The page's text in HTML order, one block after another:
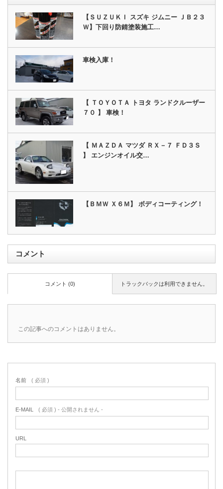
【ＳＵＺＵＫＩ スズキ ジムニー ＪＢ２３
Ｗ】下回り防錆塗装施工…
車検入庫！
【 ＴＯＹＯＴＡ トヨタ ランドクルーザー
７０ 】 車検！
【 ＭＡＺＤＡ マツダ ＲＸ－７ ＦＤ３Ｓ
】 エンジンオイル交…
【ＢＭＷ Ｘ６Ｍ】 ボディコーティング！
コメント
トラックバックは利用できません。
コメント (0)
この記事へのコメントはありません。
名前 ( 必須 )
E-MAIL ( 必須 ) - 公開されません -
URL